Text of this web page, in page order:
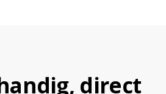
direct